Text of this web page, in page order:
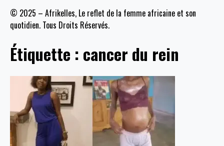
© 2025 – Afrikelles, Le reflet de la femme africaine et son
quotidien. Tous Droits Réservés.
Étiquette : cancer du rein